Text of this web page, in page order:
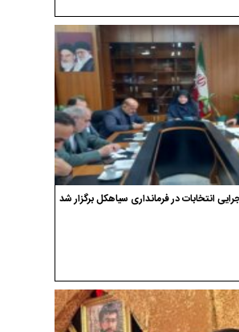
انتخابات در فرمانداری سیاهکل برگزار شد